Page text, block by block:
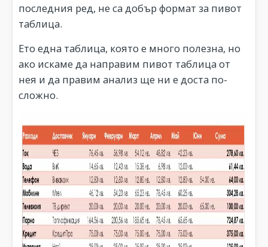
последния ред, не са добър формат за пивот
таблица.
Ето една таблица, която е много полезна, но
ако искаме да направим пивот таблица от
нея и да правим анализ ще ни е доста по-
сложно.